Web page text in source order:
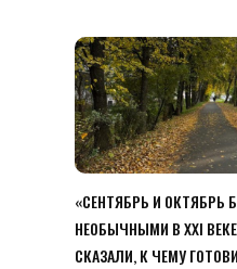
«СЕНТЯБРЬ И ОКТЯБРЬ
НЕОБЫЧНЫМИ В XXI
СКАЗАЛИ, К ЧЕМУ